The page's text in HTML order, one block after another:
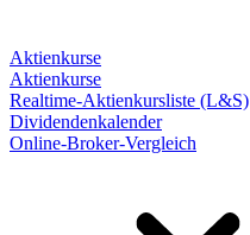
Aktienkurse
Aktienkurse
Realtime-Aktienkursliste (L&S)
Dividendenkalender
Online-Broker-Vergleich